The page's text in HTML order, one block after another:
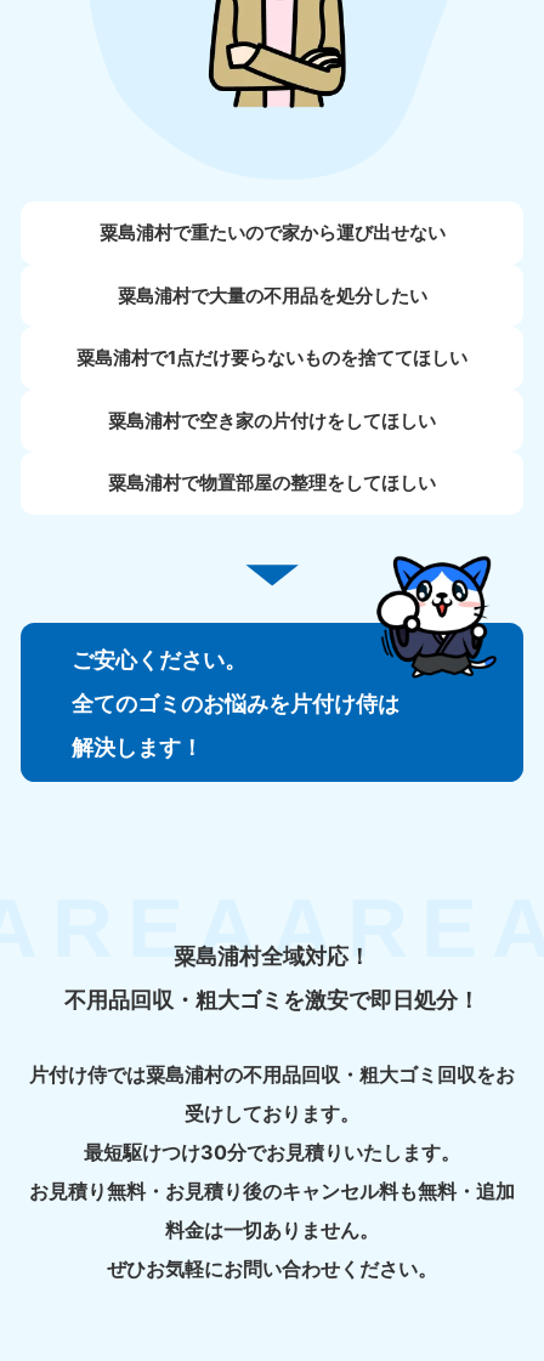
粟島浦村で重たいので家から運び出せない
粟島浦村で大量の不用品を処分したい
粟島浦村で1点だけ要らないものを捨ててほしい
粟島浦村で空き家の片付けをしてほしい
粟島浦村で物置部屋の整理をしてほしい
ご安心ください。
全てのゴミのお悩みを片付け侍は
解決します！
粟島浦村全域対応！
不用品回収・粗大ゴミを激安で即日処分！
片付け侍では粟島浦村の不用品回収・粗大ゴミ回収をお
受けしております。
最短駆けつけ30分でお見積りいたします。
お見積り無料・お見積り後のキャンセル料も無料・追加
料金は一切ありません。
ぜひお気軽にお問い合わせください。